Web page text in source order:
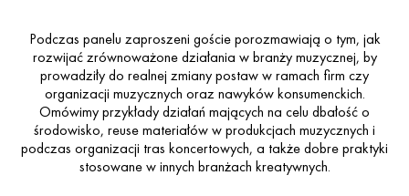
Podczas panelu zaproszeni goście porozmawiają o tym, jak
rozwijać zrównoważone działania w branży muzycznej, by
prowadziły do realnej zmiany postaw w ramach firm czy
organizacji muzycznych oraz nawyków konsumenckich.
Omówimy przykłady działań mających na celu dbałość o
środowisko, reuse materiałów w produkcjach muzycznych i
podczas organizacji tras koncertowych, a także dobre praktyki
stosowane w innych branżach kreatywnych.